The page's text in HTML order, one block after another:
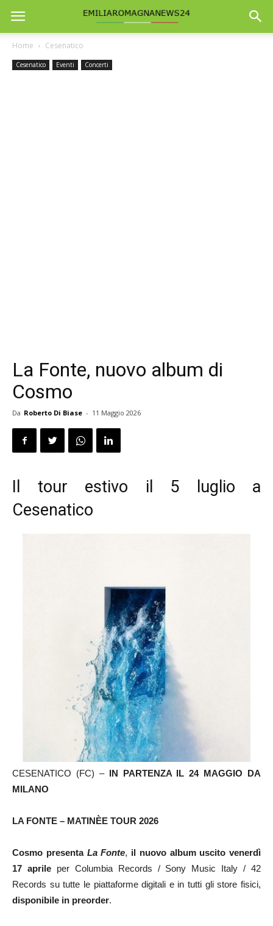
Home Cesenatico
Cesenatico Eventi Concerti
La Fonte, nuovo album di
Cosmo
Da Roberto Di Biase - 11 Maggio 2026
Il tour estivo il 5 luglio a
Cesenatico
CESENATICO (FC) – IN PARTENZA IL 24 MAGGIO DA
MILANO
LA FONTE – MATINÈE TOUR 2026
Cosmo presenta La Fonte, il nuovo album uscito venerdì
17 aprile per Columbia Records / Sony Music Italy / 42
Records su tutte le piattaforme digitali e in tutti gli store fisici,
disponibile in preorder.